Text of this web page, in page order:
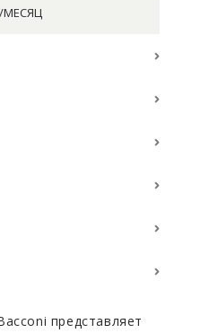
МЕСЯЦ
представляет